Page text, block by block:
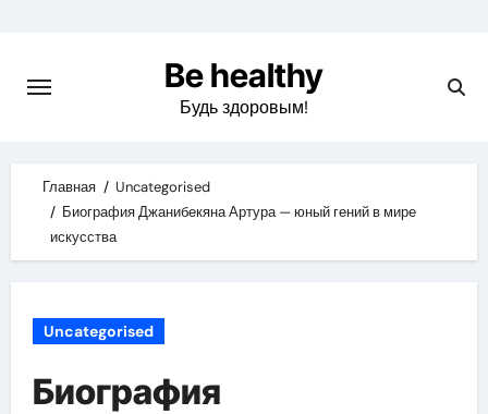
content
Be healthy
Будь здоровым!
Главная
Uncategorised
Биография Джанибекяна Артура — юный гений в мире
искусства
Uncategorised
Биография